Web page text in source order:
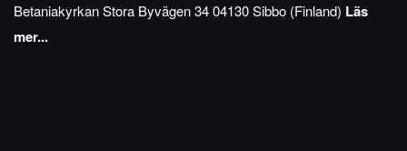
BetaniakyrkanStora Byvägen 3404130 Sibbo (Finland) Läs
mer...